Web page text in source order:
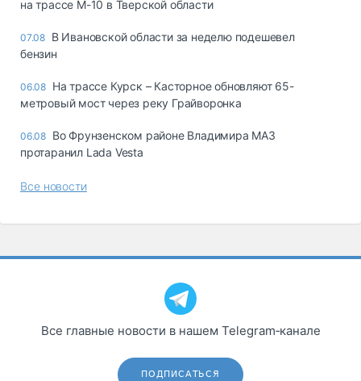
на трассе М-10 в Тверской области
07.08 В Ивановской области за неделю подешевел
бензин
06.08 На трассе Курск – Касторное обновляют 65-
метровый мост через реку Грайворонка
06.08 Во Фрунзенском районе Владимира МАЗ
протаранил Lada Vesta
Все новости
Все главные новости в нашем Telegram‑канале
ПОДПИСАТЬСЯ